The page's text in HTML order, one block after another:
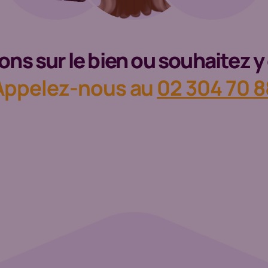
sur le bien ou souhaitez
nous au02 304 70